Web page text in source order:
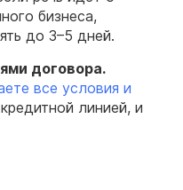
бизнеса,
до 3–5 дней.
договора.
все условия и
линией, и